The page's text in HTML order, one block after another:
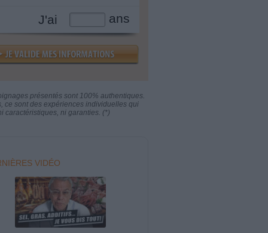
J'ai ans
présentés sont 100% authentiques.
ce sont des expériences individuelles qui
caractéristiques, ni garanties. (*)
VIDÉO